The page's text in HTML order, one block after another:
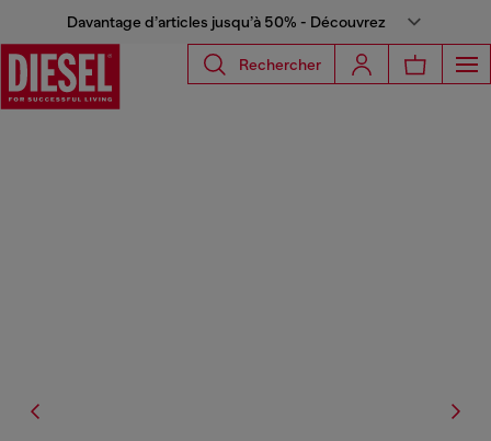
Davantage d’articles jusqu’à 50% - Découvrez
Rechercher